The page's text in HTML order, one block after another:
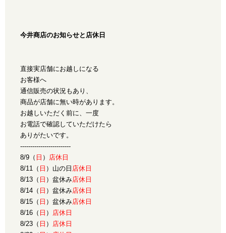
今井商店のお知らせと店休日
直接実店舗にお越しになる
お客様へ
通信販売の状況もあり、
商品が店舗に無い時があります。
お越しいただく前に、一度
お電話で確認していただけたら
ありがたいです。
-------------------------
8/9（ 日 ） 店休日
8/11（ 日 ）山の日 店休日
8/13（ 日 ）盆休み店休日
8/14（ 日 ）盆休み店休日
8/15（ 日 ）盆休み店休日
8/16（ 日 ） 店休日
8/23（ 日 ） 店休日